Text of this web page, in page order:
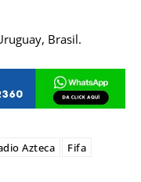
Brasil.
Azteca
Fifa